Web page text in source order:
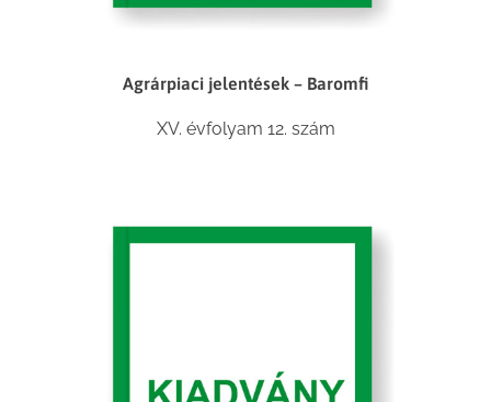
Agrárpiaci jelentések – Baromfi
XV. évfolyam 12. szám